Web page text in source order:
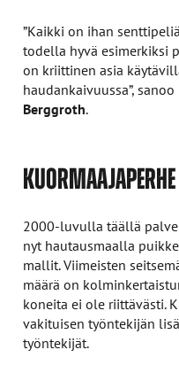
”Kaikki on ihan
todella hyvä esimerkiksi
on kriittinen asia
haudankaivuussa”,
Berggroth.
2000-luvulla täällä
nyt hautausmaalla
mallit. Viimeisten
määrä on
koneita ei ole riittävästi.
vakituisen työntekijän
työntekijät.